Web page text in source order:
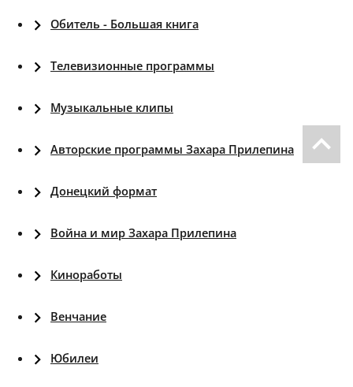
Обитель - Большая книга
Телевизионные программы
Музыкальные клипы
Авторские программы Захара Прилепина
Донецкий формат
Война и мир Захара Прилепина
Киноработы
Венчание
Юбилеи